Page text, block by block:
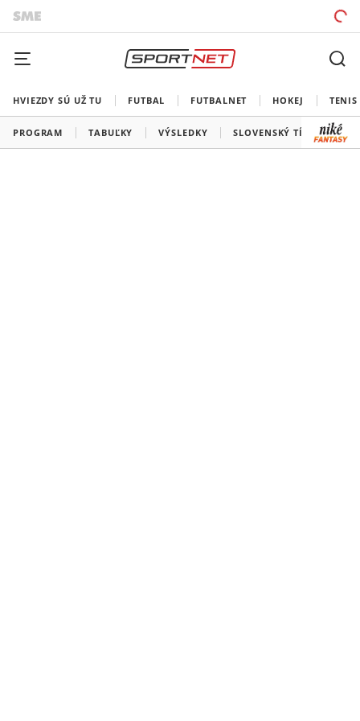
HVIEZDY SÚ UŽ TU FUTBAL FUTBALNET HOKEJ TENIS
PROGRAM TABUĽKY VÝSLEDKY SLOVENSKÝ TÍM